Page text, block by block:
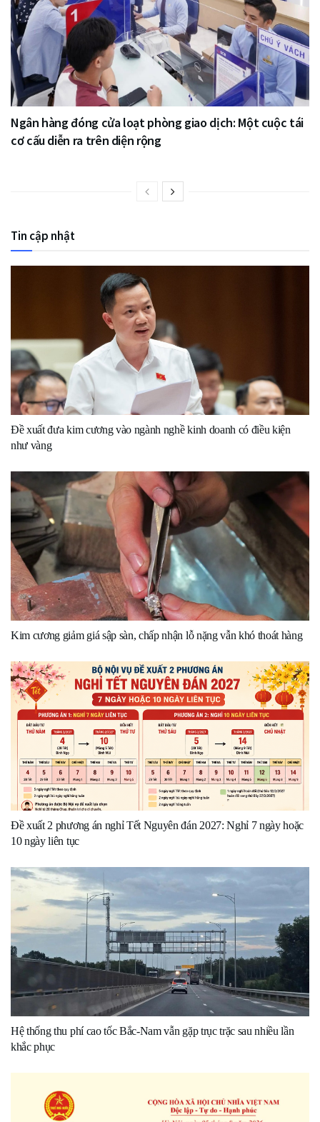
Ngân hàng đóng cửa loạt phòng giao dịch: Một cuộc tái
cơ cấu diễn ra trên diện rộng
Tin cập nhật
Đề xuất đưa kim cương vào ngành nghề kinh doanh có điều kiện
như vàng
Kim cương giảm giá sập sàn, chấp nhận lỗ nặng vẫn khó thoát hàng
Đề xuất 2 phương án nghỉ Tết Nguyên đán 2027: Nghỉ 7 ngày hoặc
10 ngày liên tục
Hệ thống thu phí cao tốc Bắc-Nam vẫn gặp trục trặc sau nhiều lần
khắc phục